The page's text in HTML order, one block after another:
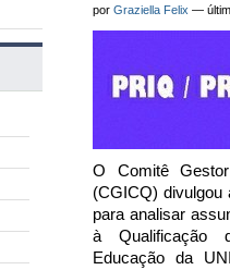
porGraziella Felix —
O ComitêGestor
(CGICQ) divulgou
para analisar
à Qualificação
Educação da